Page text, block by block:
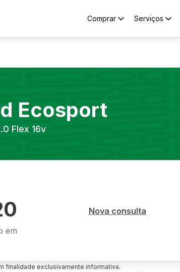
Comprar Serviços
Ecosport
Flex 16v
em
Nova consulta
finalidade exclusivamente informativa.